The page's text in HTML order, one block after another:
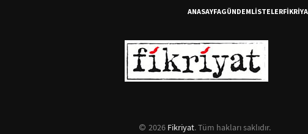
ANASAYFAGÜNDEMLİSTELER
2026 Fikriyat. Tüm hakları saklıdır.